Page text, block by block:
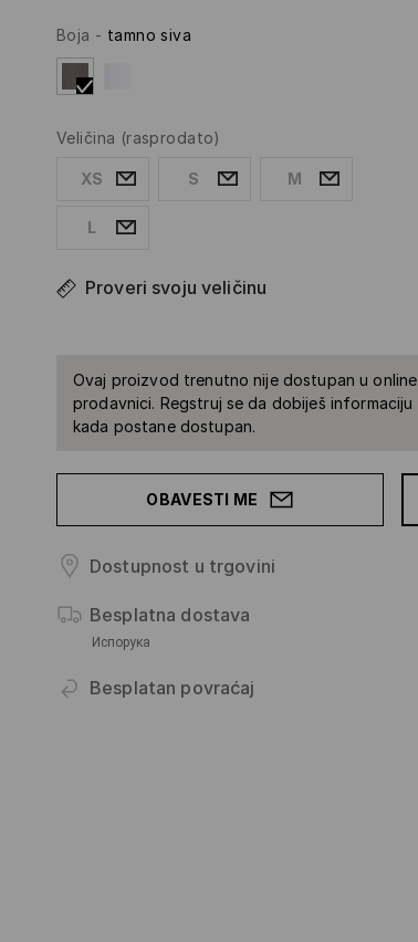
Boja - tamno siva
Veličina (rasprodato)
XS S M
L
Proveri svoju veličinu
Ovaj proizvod trenutno nije dostupan u online
prodavnici. Regstruj se da dobiješ informaciju
kada postane dostupan.
OBAVESTI ME
Dostupnost u trgovini
Besplatna dostava
Испорука
Besplatan povraćaj